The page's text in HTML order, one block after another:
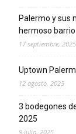
Palermo y sus
hermoso barrio
17 septiembre, 2025
Uptown
12 agosto, 2025
3 bodegones
2025
9 julio, 2025